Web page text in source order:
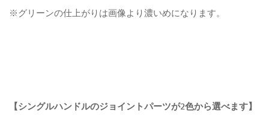
※グリーンの仕上がりは画像より濃いめになります。
【シングルハンドルのジョイントパーツが2色から選べます】